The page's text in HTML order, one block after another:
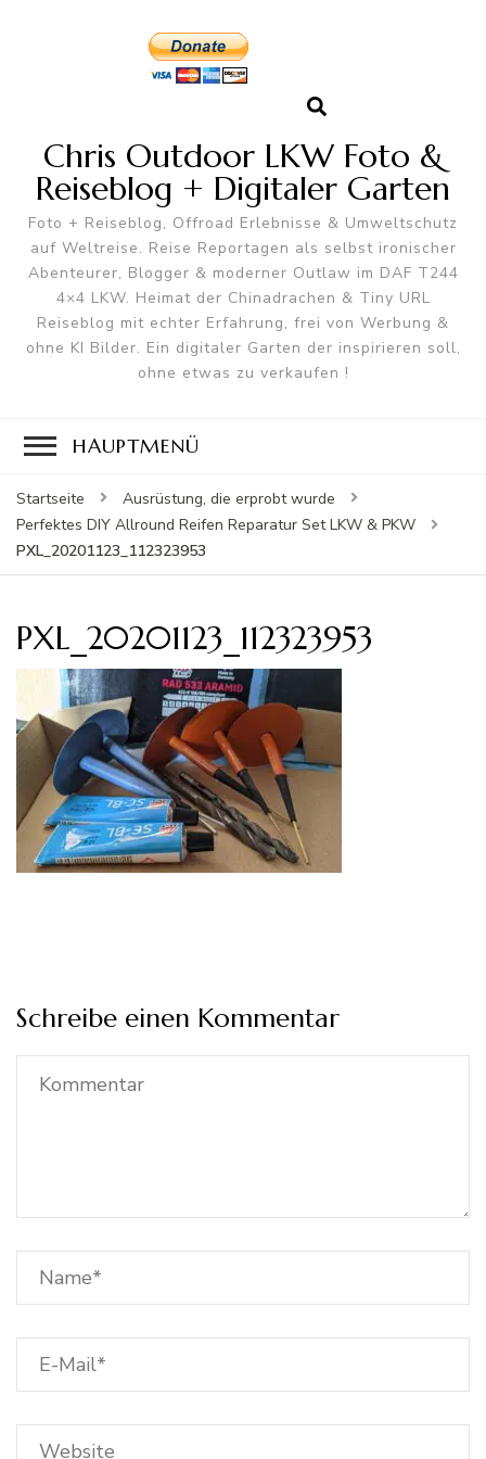
Chris Outdoor LKW Foto &
Reiseblog + Digitaler Garten
Foto + Reiseblog, Offroad Erlebnisse & Umweltschutz
auf Weltreise. Reise Reportagen als selbst ironischer
Abenteurer, Blogger & moderner Outlaw im DAF T244
4×4 LKW. Heimat der Chinadrachen & Tiny URL
Reiseblog mit echter Erfahrung, frei von Werbung &
ohne KI Bilder. Ein digitaler Garten der inspirieren soll,
ohne etwas zu verkaufen !
HAUPTMENÜ
Startseite
Ausrüstung, die erprobt wurde
Perfektes DIY Allround Reifen Reparatur Set LKW & PKW
PXL_20201123_112323953
PXL_20201123_112323953
Schreibe einen Kommentar